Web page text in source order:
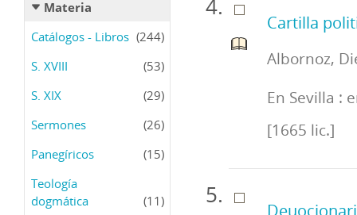
Materia
Catálogos - Libros (244)
S. XVIII
(53)
S. XIX
(29)
Sermones
(26)
Panegíricos
(15)
Teología
dogmática
(11)
Cartilla
Albornoz,
En Sevilla :
[1665 lic.]